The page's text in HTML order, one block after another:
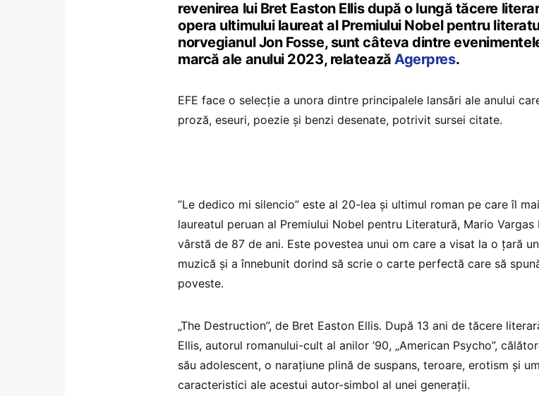
revenirea lui Bret Easton Ellis după o lungă tăcere
opera ultimului laureat al Premiului Nobel pentru
norvegianul Jon Fosse, sunt câteva dintre
marcă ale anului 2023, relatează Agerpres.
EFE face o selecţie a unora dintre principalele lansări ale anului
proză, eseuri, poezie şi benzi desenate, potrivit sursei citate.
”Le dedico mi silencio” este al 20-lea şi ultimul roman pe care îl
laureatul peruan al Premiului Nobel pentru Literatură, Mario Vargas
vârstă de 87 de ani. Este povestea unui om care a visat la o ţară
muzică şi a înnebunit dorind să scrie o carte perfectă care să
poveste.
„The Destruction”, de Bret Easton Ellis. După 13 ani de tăcere
Ellis, autorul romanului-cult al anilor ’90, „American Psycho”,
său adolescent, o naraţiune plină de suspans, teroare, erotism şi
caracteristici ale acestui autor-simbol al unei generaţii.